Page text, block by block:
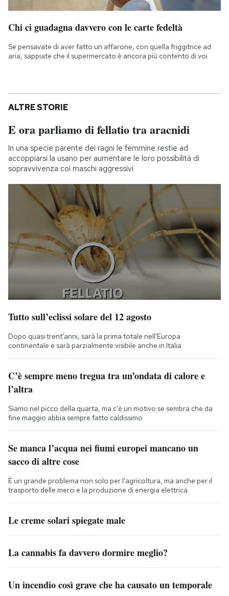
Chi ci guadagna davvero con le carte fedeltà
Se pensavate di aver fatto un affarone, con quella friggitrice ad
aria, sappiate che il supermercato è ancora più contento di voi
ALTRE STORIE
E ora parliamo di fellatio tra aracnidi
In una specie parente dei ragni le femmine restie ad
accoppiarsi la usano per aumentare le loro possibilità di
sopravvivenza coi maschi aggressivi
Tutto sull’eclissi solare del 12 agosto
Dopo quasi trent'anni, sarà la prima totale nell'Europa
continentale e sarà parzialmente visibile anche in Italia
C’è sempre meno tregua tra un’ondata di calore e
l’altra
Siamo nel picco della quarta, ma c'è un motivo se sembra che da
fine maggio abbia sempre fatto caldissimo
Se manca l’acqua nei fiumi europei mancano un
sacco di altre cose
È un grande problema non solo per l'agricoltura, ma anche per il
trasporto delle merci e la produzione di energia elettrica
Le creme solari spiegate male
La cannabis fa davvero dormire meglio?
Un incendio così grave che ha causato un temporale